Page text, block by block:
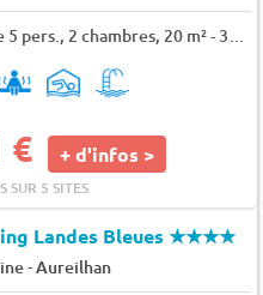
Cabane 5 pers., 2 chambres, 20 m² - 32 m²
€ + d'infos >
SUR 5 SITES
Landes Bleues★★★★
-Aureilhan